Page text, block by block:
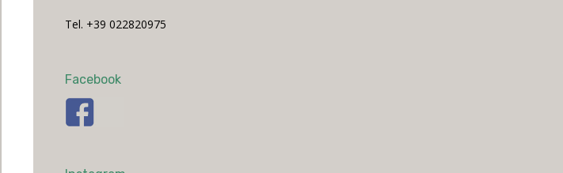
Tel. +39 022820975
Facebook